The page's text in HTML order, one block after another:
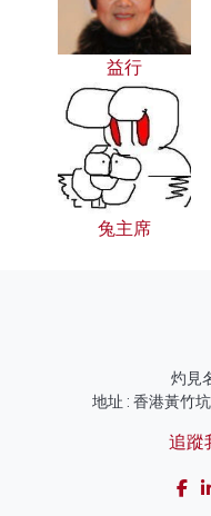
益行
兔主席
灼見
地址 : 香港黃竹
追蹤